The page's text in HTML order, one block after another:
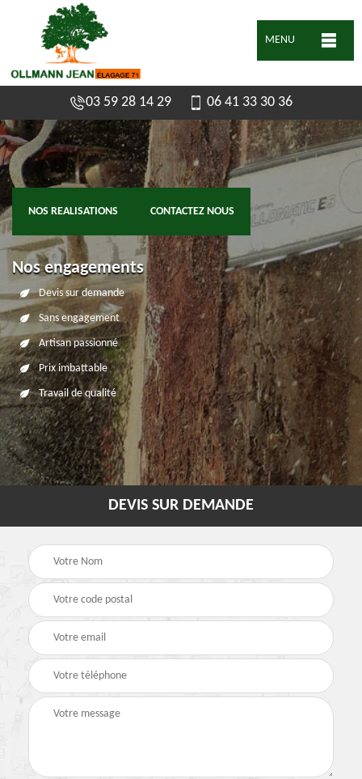
MENU
03 59 28 14 29 06 41 33 30 36
NOS REALISATIONS CONTACTEZ NOUS
Nos engagements
Devis sur demande
Sans engagement
Artisan passionné
Prix imbattable
Travail de qualité
DEVIS SUR DEMANDE